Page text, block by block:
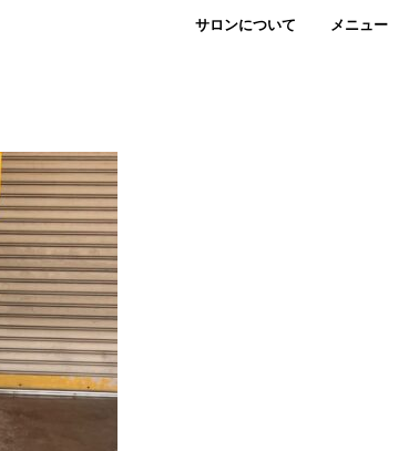
サロンについて メニュー